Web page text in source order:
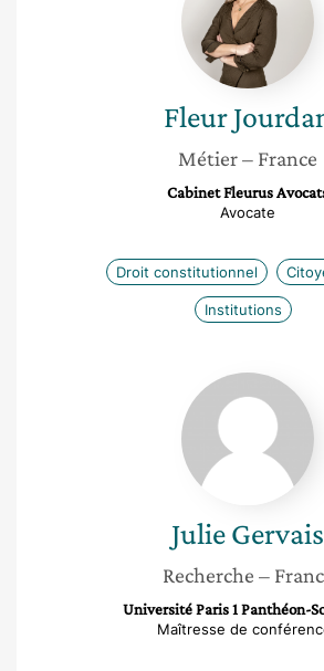
Fleur
Métier– France
Cabinet Fleurus
Avocate
Droit constitutionnel
Institutions
Julie
Gervais
JulieGervais
Recherche –
Université Paris 1 Panthéon-
Maîtresse de